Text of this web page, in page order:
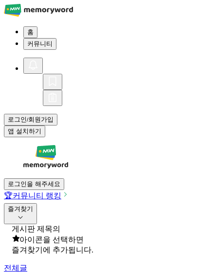
홈
커뮤니티
로그인/회원가입
앱 설치하기
로그인을 해주세요
🏆커뮤니티 랭킹
즐겨찾기
게시판 제목의
아이콘을 선택하면
즐겨찾기에 추가됩니다.
전체글